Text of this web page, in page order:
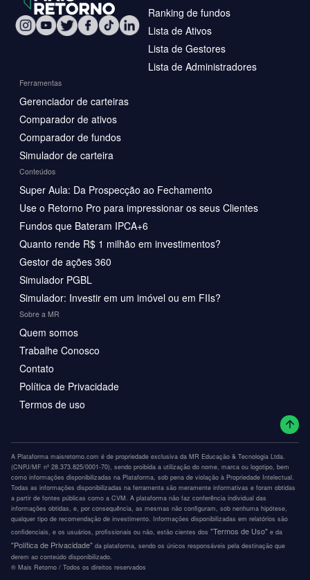
Ranking de fundos
Lista de Ativos
Lista de Gestores
Lista de Administradores
Ferramentas
Gerenciador de carteiras
Comparador de ativos
Comparador de fundos
Simulador de carteira
Conteúdos
Super Aula: Da Prospecção ao Fechamento
Use o Retorno Pro para impressionar os seus Clientes
Fundos que Bateram IPCA+6
Quanto rende R$ 1 milhão em investimentos?
Gestor de ações 360
Simulador PGBL
Simulador: Investir em um imóvel ou em FIIs?
Sobre a MR
Quem somos
Trabalhe Conosco
Contato
Política de Privacidade
Termos de uso
A Plataforma maisretorno.com é de propriedade exclusiva da MR Educação & Tecnologia Ltda.
(CNPJ/MF nº 28.373.825/0001-70), sendo proibida a utilização do nome, marca ou logotipo, bem
como informações disponibilizadas na Plataforma, sob pena de violação à Propriedade Intelectual.
Todas as informações disponibilizadas na ferramenta são meramente informativas e foram obtidas
a partir de fontes públicas como a CVM. A plataforma não faz conferência individual das
informações obtidas, e, por consequência, as mesmas não configuram, sob nenhuma hipótese,
qualquer tipo de recomendação de investimento. Informações disponibilizadas em relatórios são
confidenciais, e os usuários, profissionais ou não, estão cientes dos "Termos de Uso" e da
"Política de Privacidade" da plataforma, sendo os únicos responsáveis pela destinação que
derem ao conteúdo disponibilizado.
®️ Mais Retorno / Todos os direitos reservados